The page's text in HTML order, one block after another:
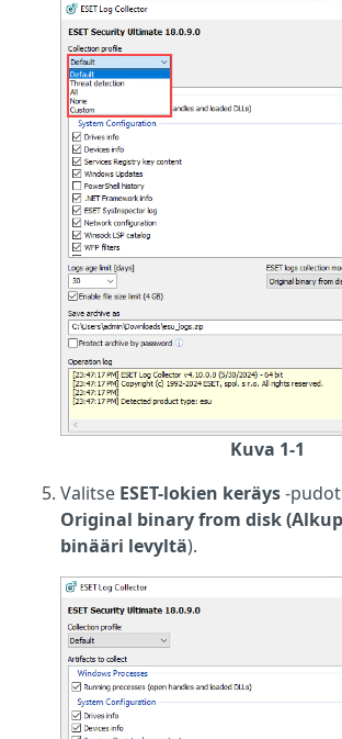
Kuva 1-1
Valitse ESET-lokien keräys-
Original binary from disk
binääri levyltä).